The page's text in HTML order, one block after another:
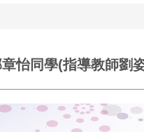
章怡同學 (指導教師